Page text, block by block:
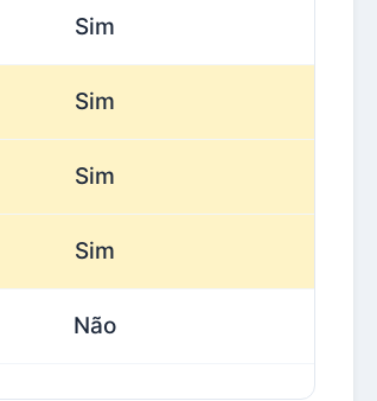
Sim
Sim
Sim
Sim
Não